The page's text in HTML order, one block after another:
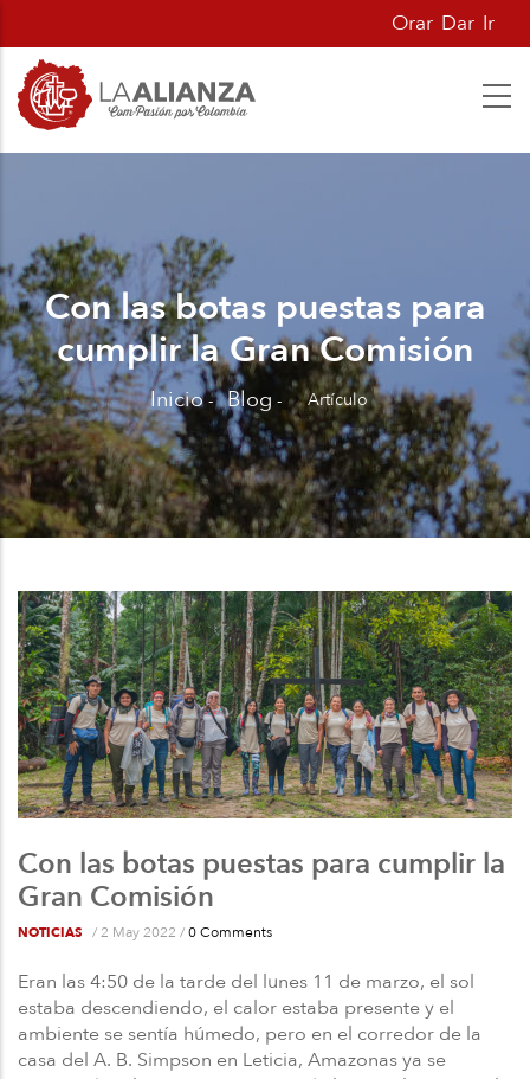
al
contenido
principal
Orar Dar Ir
Con las botas puestas para
cumplir la Gran Comisión
Sobrescribir
enlaces
de
ayuda
la
navegación
Inicio - Blog - Artículo
Con las botas puestas para cumplir la
Gran Comisión
NOTICIAS /2 May 2022 /0 Comments
Eran las 4:50 de la tarde del lunes 11 de marzo, el sol
estaba descendiendo, el calor estaba presente y el
ambiente se sentía húmedo, pero en el corredor de la
casa del A. B. Simpson en Leticia, Amazonas ya se